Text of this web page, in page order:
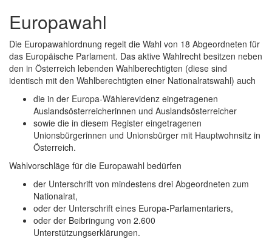
Europawahl
Die Europawahlordnung regelt die Wahl von 18 Abgeordneten für
das Europäische Parlament. Das aktive Wahlrecht besitzen neben
den in Österreich lebenden Wahlberechtigten (diese sind
identisch mit den Wahlberechtigten einer Nationalratswahl) auch
die in der Europa-Wählerevidenz eingetragenen
Auslandsösterreicherinnen und Auslandsösterreicher
sowie die in diesem Register eingetragenen
Unionsbürgerinnen und Unionsbürger mit Hauptwohnsitz in
Österreich.
Wahlvorschläge für die Europawahl bedürfen
der Unterschrift von mindestens drei Abgeordneten zum
Nationalrat,
oder der Unterschrift eines Europa-Parlamentariers,
oder der Beibringung von 2.600
Unterstützungserklärungen.